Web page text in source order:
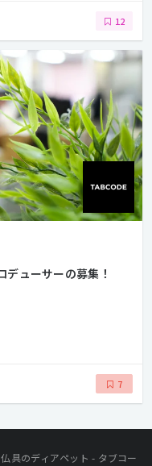
12
デューサーの募集！
7
具のディアペット - タブコー